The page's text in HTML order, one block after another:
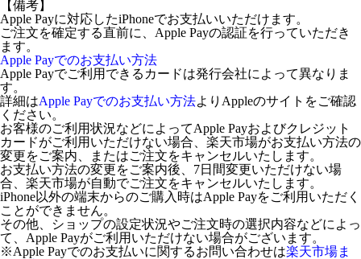
【備考】
Apple Payに対応したiPhoneでお支払いいただけます。
ご注文を確定する直前に、Apple Payの認証を行っていただき
ます。
Apple Payでのお支払い方法
Apple Payでご利用できるカードは発行会社によって異なりま
す。
詳細はApple Payでのお支払い方法よりAppleのサイトをご確認
ください。
お客様のご利用状況などによってApple Payおよびクレジット
カードがご利用いただけない場合、楽天市場がお支払い方法の
変更をご案内、またはご注文をキャンセルいたします。
お支払い方法の変更をご案内後、7日間変更いただけない場
合、楽天市場が自動でご注文をキャンセルいたします。
iPhone以外の端末からのご購入時はApple Payをご利用いただく
ことができません。
その他、ショップの設定状況やご注文時の選択内容などによっ
て、Apple Payがご利用いただけない場合がございます。
※Apple Payでのお支払いに関するお問い合わせは楽天市場ま